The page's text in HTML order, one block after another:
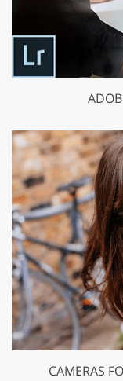
CAMERAS